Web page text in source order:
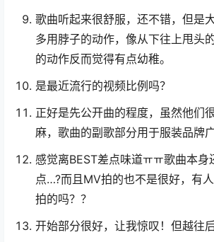
歌曲听起来很舒服，还不错，但是
多用脖子的动作，像从下往上甩头
的动作反而觉得有点幼稚。
是最近流行的视频比例吗？
正好是先公开曲的程度，虽然他们
麻，歌曲的副歌部分用于服装品牌
感觉离BEST差点味道ㅠㅠ歌曲本身
点…?而且MV拍的也不是很好，有
拍的吗？？
开始部分很好，让我惊叹！但越往